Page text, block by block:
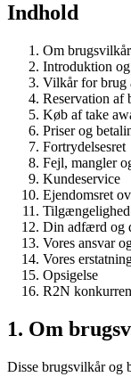
Indhold
Om
Introduktion
Vilkår for brug
Reservation af
Køb af take
Priser og
Fortrydelsesret
Fejl, mangler
Kundeservice
Ejendomsret
Din adfærd og
Vores ansvar
Vores
Opsigelse
R2N
1. Om
Disse brugsvilkår og